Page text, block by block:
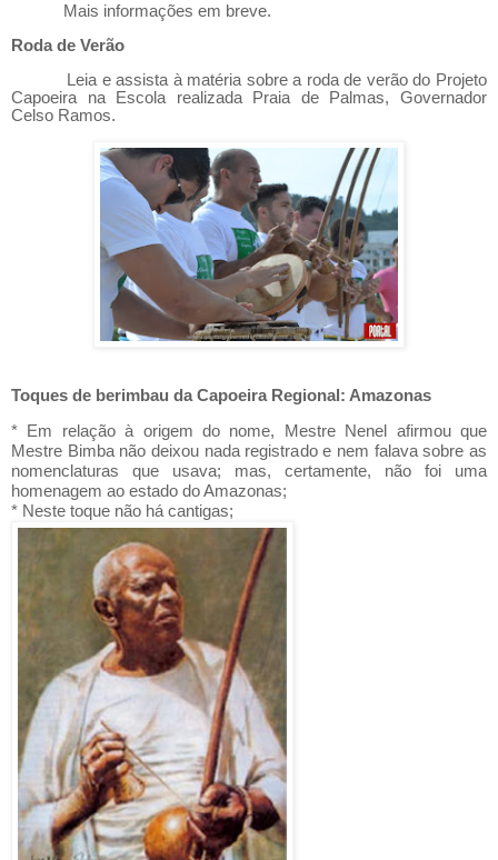
Mais informações em breve.
Roda de Verão
Leia e assista à matéria sobre a roda de verão do Projeto
Capoeira na Escola realizada Praia de Palmas, Governador
Celso Ramos.
Toques de berimbau da Capoeira Regional: Amazonas
* Em relação à origem do nome, Mestre Nenel afirmou que
Mestre Bimba não deixou nada registrado e nem falava sobre as
nomenclaturas que usava; mas, certamente, não foi uma
homenagem ao estado do Amazonas;
* Neste toque não há cantigas;